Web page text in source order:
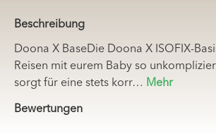
Beschreibung
Doona X BaseDie Doona X ISOFIX-
Reisen mit eurem Baby so
sorgt für eine stets korr… Mehr
Bewertungen